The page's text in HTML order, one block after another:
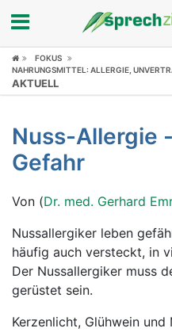
Fokus
Symptome
Ratgeber
Rubriken
FOKUS
NAHRUNGSMITTEL: ALLERGIE,
AKTUELL
Nuss-Allergie
Gefahr
Von (Dr. med. Gerhard
Nussallergiker leben
häufig auch versteckt, in
Der Nussallergiker muss
gerüstet sein.
Kerzenlicht, Glühwein